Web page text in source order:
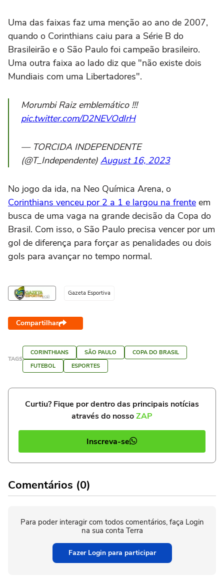
Uma das faixas faz uma menção ao ano de 2007,
quando o Corinthians caiu para a Série B do
Brasileirão e o São Paulo foi campeão brasileiro.
Uma outra faixa ao lado diz que "não existe dois
Mundiais com uma Libertadores".
Morumbi Raiz emblemático !!!
pic.twitter.com/D2NEVOdIrH
— TORCIDA INDEPENDENTE
(@T_Independente) August 16, 2023
No jogo da ida, na Neo Química Arena, o
Corinthians venceu por 2 a 1 e largou na frente em
busca de uma vaga na grande decisão da Copa do
Brasil. Com isso, o São Paulo precisa vencer por um
gol de diferença para forçar as penalidades ou dois
gols para avançar no tempo normal.
Gazeta Esportiva
Compartilhar
TAGS
CORINTHIANS SÃO PAULO
COPA DO BRASIL
FUTEBOL
ESPORTES
Curtiu? Fique por dentro das principais notícias
através do nossoZAP
Inscreva-se
Comentários (0)
Para poder interagir com todos comentários, faça Login
na sua conta Terra
Fazer Login para participar